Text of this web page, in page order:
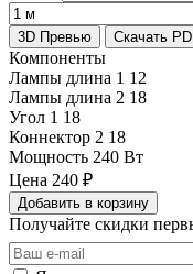
3D Превью Скачать
Компоненты
Лампы длина 1 12
Лампы длина 2 18
Угол 1 18
Коннектор 2 18
Мощность 240 Вт
Цена 240 ₽
Добавить в корзину
Получайте скидки